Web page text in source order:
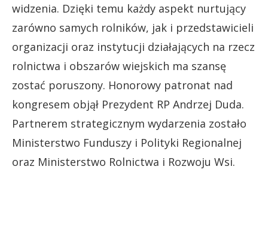
widzenia. Dzięki temu każdy aspekt nurtujący
zarówno samych rolników, jak i przedstawicieli
organizacji oraz instytucji działających na rzecz
rolnictwa i obszarów wiejskich ma szansę
zostać poruszony. Honorowy patronat nad
kongresem objął Prezydent RP Andrzej Duda.
Partnerem strategicznym wydarzenia zostało
Ministerstwo Funduszy i Polityki Regionalnej
oraz Ministerstwo Rolnictwa i Rozwoju Wsi.